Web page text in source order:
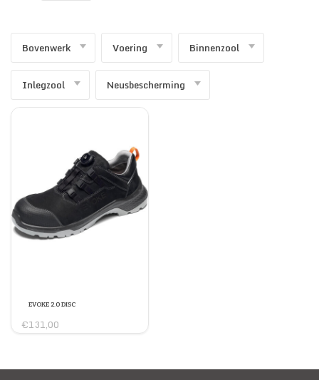
Bovenwerk Voering Binnenzool
Inlegzool Neusbescherming
EVOKE 2.0 DISC
€131,00